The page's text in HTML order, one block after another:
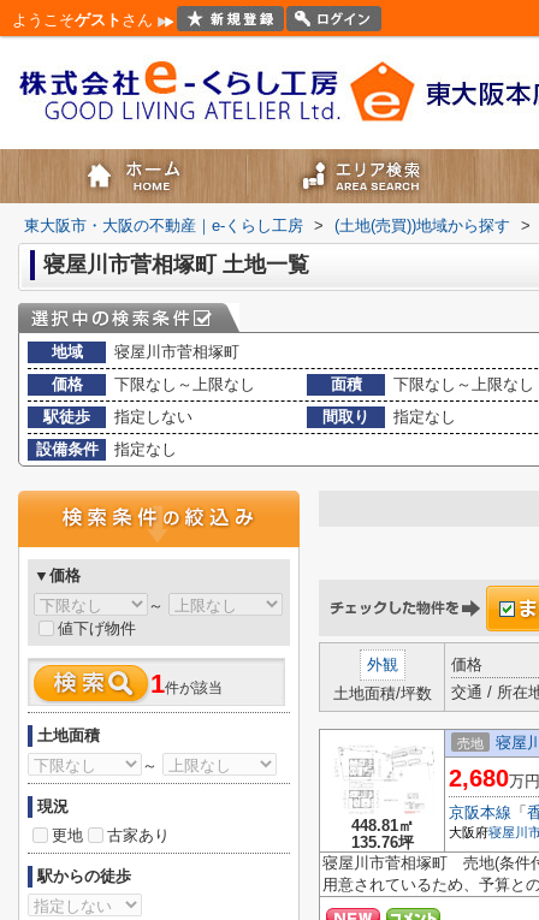
ようこそゲスト さん
東大阪市・大阪の不動産｜e-くらし工房 > (土地(売買))地域から探す >
寝屋川市菅相塚町 土地一覧
地域
寝屋川市菅相塚町
価格
下限なし～上限なし 面積
下限なし～上限なし
駅徒歩
指定しない 間取り
指定なし
設備条件
指定なし
外観
土地面積/坪数
価格
交通 / 所在
448.81㎡
135.76坪
売地 寝屋
2,680万円
京阪本線 「
大阪府寝屋川
寝屋川市菅相塚町 売地(条件
用意されているため、予算と
▼価格
～
値下げ物件
1件が該当
土地面積
～
現況
更地
古家あり
駅からの徒歩